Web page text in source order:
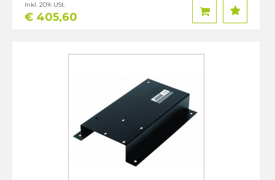
€ 405,60
Inkl. 20% USt.